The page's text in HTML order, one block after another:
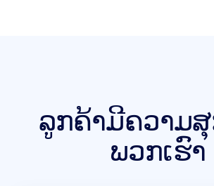
ລູກຄ້າມີຄວາມ
ພວກເຮົາ